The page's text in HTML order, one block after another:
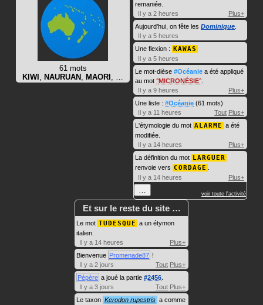
61 mots
KIWI , NAURUAN , MAORI , …
remaniée.
Il y a 2 heures
Plus+
Aujourd'hui, on fête les Dominique
Il y a 5 heures
Une flexion : KAWAS
Il y a 5 heures
Le mot-dièse #Océanie a été appliqué
au mot MICRONÉSIE
Il y a 9 heures
Plus+
Une liste : #Océanie (61 mots)
Il y a 11 heures
Tout Plus+
L'étymologie du mot ALARME a été
modifiée.
Il y a 14 heures
Plus+
La définition du mot LARGUER
renvoie vers CORDAGE
Il y a 14 heures
Plus+
… voir toute l'activité
Et sur le reste du site …
Le mot TUDESQUE a un étymon
italien.
Il y a 14 heures
Plus+
Bienvenue Promenade87 !
Il y a 2 jours
Tout Plus+
Pépère a joué la partie #2456
Il y a 3 jours
Tout Plus+
Le taxon Kerodon rupestris a comme